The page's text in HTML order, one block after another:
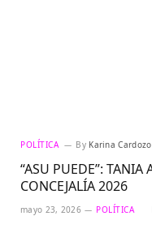
POLÍTICA By Karina Cardozo
“ASU PUEDE”: TANIA
CONCEJALÍA 2026
mayo 23, 2026 POLÍTICA